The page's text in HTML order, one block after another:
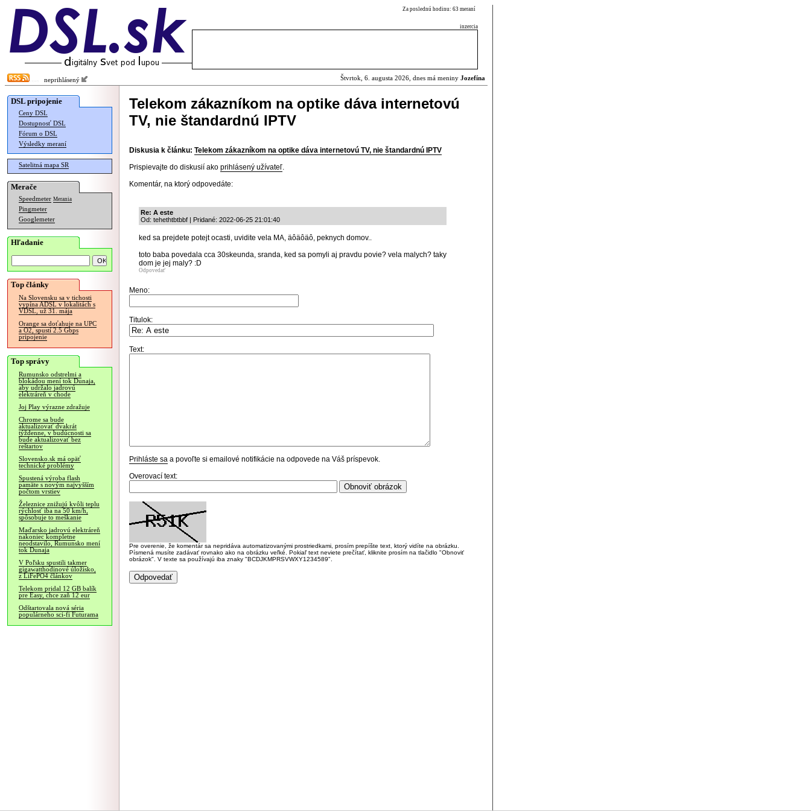
Za poslednú hodinu: 63 meraní
inzercia
neprihlásený Štvrtok, 6. augusta 2026, dnes má meniny Jozefína
DSL pripojenie
Ceny DSL
Dostupnosť DSL
Fórum o DSL
Výsledky meraní
Satelitná mapa SR
Merače
Speedmeter Merania
Pingmeter
Googlemeter
Hľadanie
Top články
Na Slovensku sa v tichosti
vypína ADSL v lokalitách s
VDSL, už 31. mája
Orange sa doťahuje na UPC
a O2, spustí 2.5 Gbps
pripojenie
Top správy
Rumunsko odstrelmi a
blokádou mení tok Dunaja,
aby udržalo jadrovú
elektráreň v chode
Joj Play výrazne zdražuje
Chrome sa bude
aktualizovať dvakrát
týždenne, v budúcnosti sa
bude aktualizovať bez
reštartov
Slovensko.sk má opäť
technické problémy
Spustená výroba flash
pamäte s novým najvyšším
počtom vrstiev
Železnice znižujú kvôli teplu
rýchlosť iba na 50 km/h,
spôsobuje to meškanie
Maďarsko jadrovú elektráreň
nakoniec kompletne
neodstavilo, Rumunsko mení
tok Dunaja
V Poľsku spustili takmer
gigawatthodinové úložisko,
z LiFePO4 článkov
Telekom pridal 12 GB balík
pre Easy, chce zaň 12 eur
Odštartovala nová séria
populárneho sci-fi Futurama
Telekom zákazníkom na optike dáva internetovú
TV, nie štandardnú IPTV
Diskusia k článku: Telekom zákazníkom na optike dáva internetovú TV, nie štandardnú IPTV
Prispievajte do diskusií ako prihlásený užívateľ.
Komentár, na ktorý odpovedáte:
Re: A este
Od: tehethtbtbbf | Pridané: 2022-06-25 21:01:40
ked sa prejdete potejt ocasti, uvidite vela MA, äôäôäô, peknych domov..
toto baba povedala cca 30skeunda, sranda, ked sa pomyli aj pravdu povie? vela malych? taky
dom je jej maly? :D
Odpovedať
Meno:
Titulok:
Text:
Prihláste sa a povoľte si emailové notifikácie na odpovede na Váš príspevok.
Overovací text:
Pre overenie, že komentár sa nepridáva automatizovanými prostriedkami, prosím prepíšte text, ktorý vidíte na obrázku.
Písmená musíte zadávať rovnako ako na obrázku veľké. Pokiaľ text neviete prečítať, kliknite prosím na tlačidlo "Obnoviť
obrázok". V texte sa používajú iba znaky "BCDJKMPRSVWXY1234589".